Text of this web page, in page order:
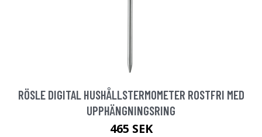
RÖSLE DIGITAL HUSHÅLLSTERMOMETER ROSTFRI MED
UPPHÄNGNINGSRING
465 SEK